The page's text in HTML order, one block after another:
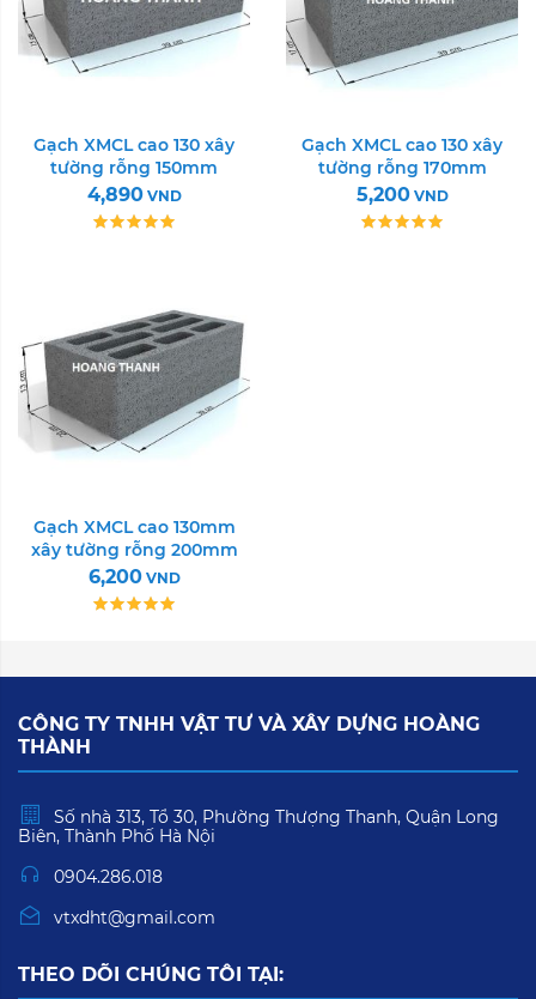
Gạch XMCL cao 130 xây
tường rỗng 150mm
4,890 VND
Gạch XMCL cao 130 xây
tường rỗng 170mm
5,200 VND
Gạch XMCL cao 130mm
xây tường rỗng 200mm
6,200 VND
CÔNG TY TNHH VẬT TƯ VÀ XÂY DỰNG HOÀNG
THÀNH
Số nhà 313, Tổ 30, Phường Thượng Thanh, Quận Long
Biên, Thành Phố Hà Nội
0904.286.018
vtxdht@gmail.com
THEO DÕI CHÚNG TÔI TẠI: